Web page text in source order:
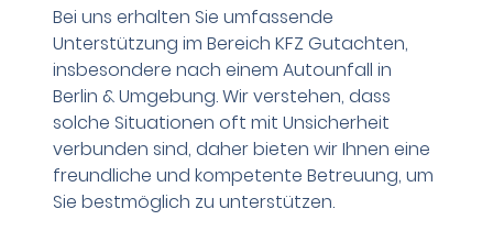
Bei uns erhalten Sie umfassende
Unterstützung im Bereich KFZ Gutachten,
insbesondere nach einem Autounfall in
Berlin & Umgebung. Wir verstehen, dass
solche Situationen oft mit Unsicherheit
verbunden sind, daher bieten wir Ihnen eine
freundliche und kompetente Betreuung, um
Sie bestmöglich zu unterstützen.